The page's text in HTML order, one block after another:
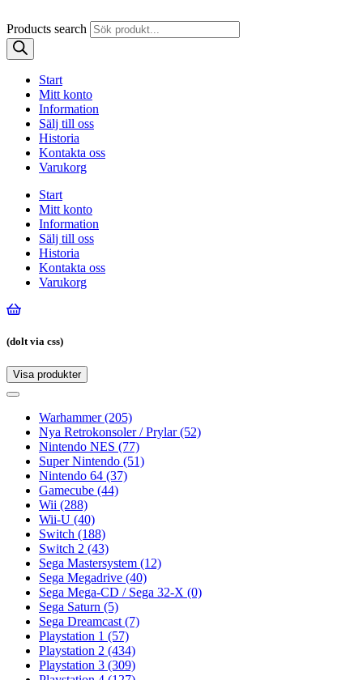
Products search
Start
Mitt konto
Information
Sälj till oss
Historia
Kontakta oss
Varukorg
Start
Mitt konto
Information
Sälj till oss
Historia
Kontakta oss
Varukorg
(dolt via css)
Visa produkter
Toggle
Toggle
navigationWarhammer(205)
Nya Retrokonsoler / Prylar(52)
Nintendo NES (77)
Super Nintendo (51)
Nintendo 64 (37)
Gamecube (44)
Wii (288)
Wii-U (40)
Switch (188)
Switch 2 (43)
Sega Mastersystem (12)
Sega Megadrive (40)
Sega Mega-CD / Sega 32-X (0)
Sega Saturn (5)
Sega Dreamcast (7)
Playstation 1 (57)
Playstation 2 (434)
Playstation 3 (309)